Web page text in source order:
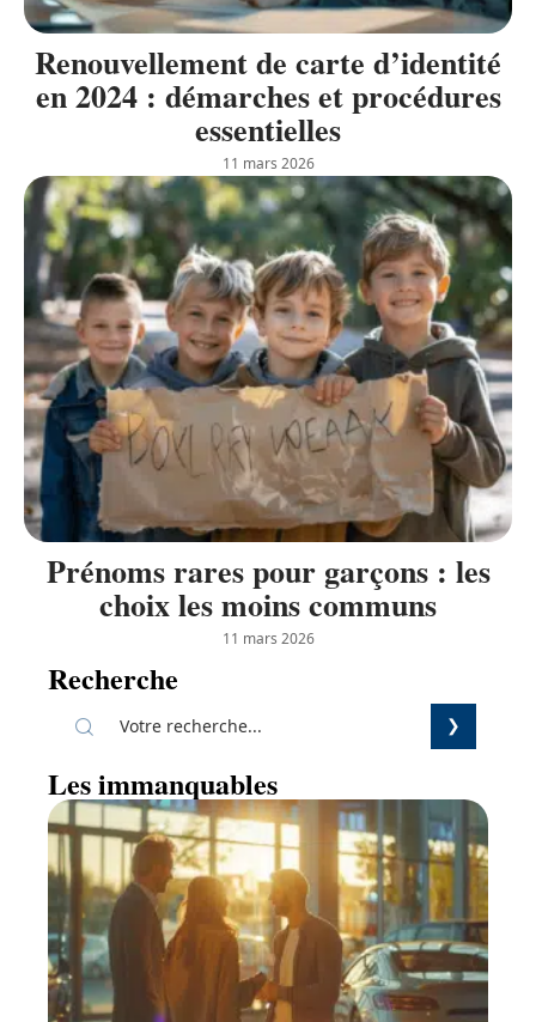
Renouvellement de carte d’identité
en 2024 : démarches et procédures
essentielles
11 mars 2026
Prénoms rares pour garçons : les
choix les moins communs
11 mars 2026
Recherche
Les immanquables